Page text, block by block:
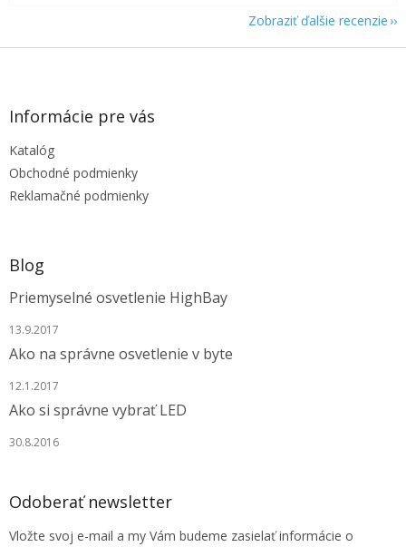
Zobraziť ďalšie recenzie
Z
Informácie pre vás
Katalóg
Obchodné podmienky
Reklamačné podmienky
Blog
Priemyselné osvetlenie HighBay
13.9.2017
Ako na správne osvetlenie v byte
12.1.2017
Ako si správne vybrať LED
30.8.2016
Odoberať newsletter
Vložte svoj e-mail a my Vám budeme zasielať informácie o